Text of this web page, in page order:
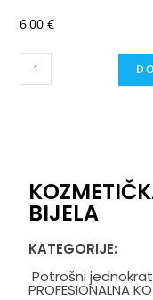
6,00€
BIJELA
KATEGORIJE:
Potrošni
PROFESIONALNA